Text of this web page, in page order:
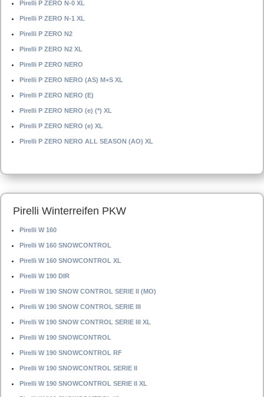
Pirelli P ZERO N-0 XL
Pirelli P ZERO N-1 XL
Pirelli P ZERO N2
Pirelli P ZERO N2 XL
Pirelli P ZERO NERO
Pirelli P ZERO NERO (AS) M+S XL
Pirelli P ZERO NERO (E)
Pirelli P ZERO NERO (e) (*) XL
Pirelli P ZERO NERO (e) XL
Pirelli P ZERO NERO ALL SEASON (AO) XL
Pirelli Winterreifen PKW
Pirelli W 160
Pirelli W 160 SNOWCONTROL
Pirelli W 160 SNOWCONTROL XL
Pirelli W 190 DIR
Pirelli W 190 SNOW CONTROL SERIE II (MO)
Pirelli W 190 SNOW CONTROL SERIE III
Pirelli W 190 SNOW CONTROL SERIE III XL
Pirelli W 190 SNOWCONTROL
Pirelli W 190 SNOWCONTROL RF
Pirelli W 190 SNOWCONTROL SERIE II
Pirelli W 190 SNOWCONTROL SERIE II XL